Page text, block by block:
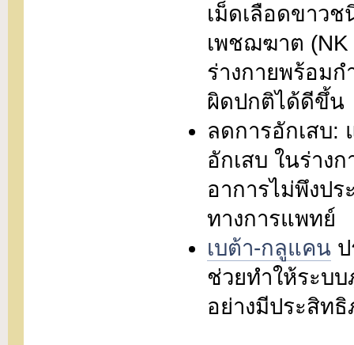
เม็ดเลือดขาว
เพชฌฆาต (NK
ร่างกายพร้อม
ผิดปกติได้ดีขึ้น
ลดการอักเสบ:
อักเสบ ในร่าง
อาการไม่พึงปร
ทางการแพทย์
เบต้า-กลูแคน
ช่วยทำให้ระบ
อย่างมีประสิท